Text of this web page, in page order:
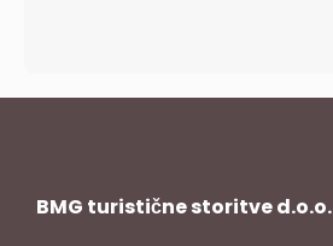
BMG turistične storitve d.o.o.